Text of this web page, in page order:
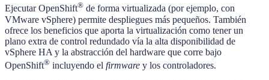
Ejecutar OpenShift® de forma virtualizada (por ejemplo, con
VMware vSphere) permite despliegues más pequeños. También
ofrece los beneficios que aporta la virtualización como tener un
plano extra de control redundado vía la alta disponibilidad de
vSphere HA y la abstracción del hardware que corre bajo
OpenShift® incluyendo el firmware y los controladores.